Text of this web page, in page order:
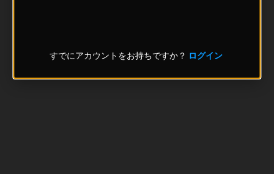
すでにアカウントをお持ちですか？ ログイン